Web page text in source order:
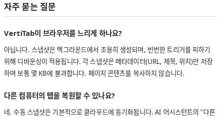
자주 묻는 질문
VertiTab이 브라우저를 느리게 하나요?
아닙니다. 스냅샷은 백그라운드에서 조용히 생성되며, 빈번한 트리거를 피하기
위해 디바운싱이 적용됩니다. 각 스냅샷은 메타데이터(URL, 제목, 위치)만 저장
하며 보통 몇 KB에 불과합니다. 페이지 콘텐츠를 복사하지 않습니다.
다른 컴퓨터의 탭을 복원할 수 있나요?
네. 수동 스냅샷은 기본적으로 클라우드에 동기화됩니다. AI 어시스턴트의 "다른